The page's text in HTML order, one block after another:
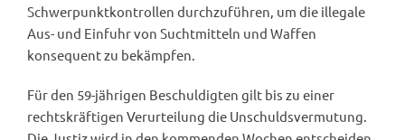
Schwerpunktkontrollen durchzuführen, um die illegale
Aus- und Einfuhr von Suchtmitteln und Waffen
konsequent zu bekämpfen.
Für den 59-jährigen Beschuldigten gilt bis zu einer
rechtskräftigen Verurteilung die Unschuldsvermutung.